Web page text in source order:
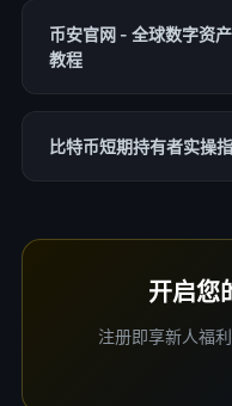
币安官网 - 全球数字资
教程
比特币短期持有者实操
开启您
注册即享新人福